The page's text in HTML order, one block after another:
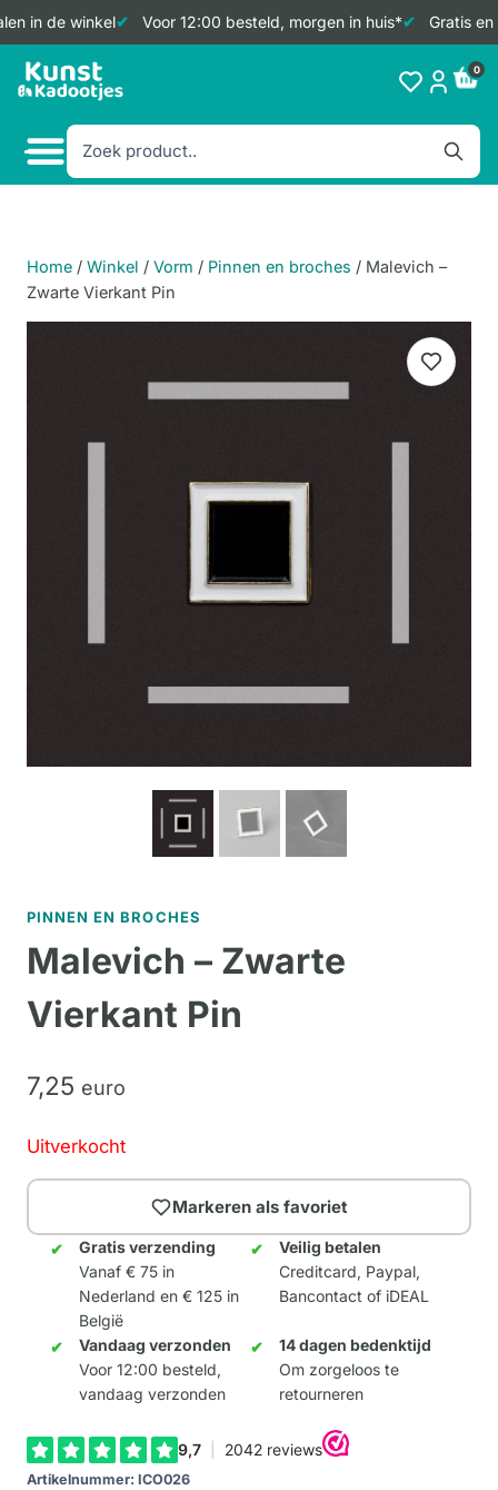
in de winkel Voor 12:00 besteld, morgen in huis* Gratis en
Doorgaan
naar
0
Home / Winkel / Vorm / Pinnen en broches / Malevich –
Zwarte Vierkant Pin
PINNEN EN BROCHES
Malevich – Zwarte
Vierkant Pin
7,25 euro
Uitverkocht
Markeren als favoriet
Gratis verzending
Vanaf € 75 in
Nederland en € 125 in
België
Veilig betalen
Creditcard, Paypal,
Bancontact of iDEAL
Vandaag verzonden
Voor 12:00 besteld,
vandaag verzonden
14 dagen bedenktijd
Om zorgeloos te
retourneren
Artikelnummer: ICO026